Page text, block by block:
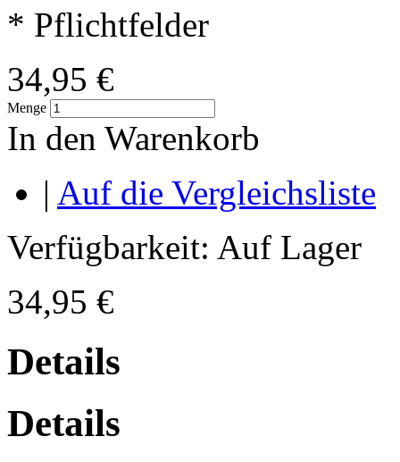
* Pflichtfelder
34,95 €
Menge
In den Warenkorb
| Auf die Vergleichsliste
Verfügbarkeit: Auf Lager
34,95 €
Details
Details